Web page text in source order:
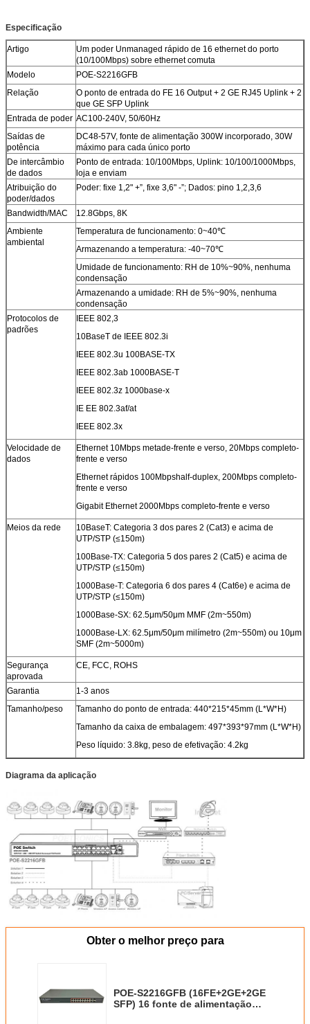
Especificação
Artigo
Um poder Unmanaged rápido de 16 ethernet do porto
(10/100Mbps) sobre ethernet comuta
Modelo
POE-S2216GFB
Relação
O ponto de entrada do FE 16 Output + 2 GE RJ45 Uplink + 2
que GE SFP Uplink
Entrada de poder AC100-240V, 50/60Hz
Saídas de
potência
DC48-57V, fonte de alimentação 300W incorporado, 30W
máximo para cada único porto
De intercâmbio
de dados
Ponto de entrada: 10/100Mbps, Uplink: 10/100/1000Mbps,
loja e enviam
Atribuição do
poder/dados
Poder: fixe 1,2" +”, fixe 3,6" -”; Dados: pino 1,2,3,6
Bandwidth/MAC
12.8Gbps, 8K
Ambiente
ambiental
Temperatura de funcionamento: 0~40℃
Armazenando a temperatura: -40~70℃
Umidade de funcionamento: RH de 10%~90%, nenhuma
condensação
Armazenando a umidade: RH de 5%~90%, nenhuma
condensação
Protocolos de
padrões
IEEE 802,3
10BaseT de IEEE 802.3i
IEEE 802.3u 100BASE-TX
IEEE 802.3ab 1000BASE-T
IEEE 802.3z 1000base-x
IE EE 802.3af/at
IEEE 802.3x
Velocidade de
dados
Ethernet 10Mbps metade-frente e verso, 20Mbps completo-
frente e verso
Ethernet rápidos 100Mbpshalf-duplex, 200Mbps completo-
frente e verso
Gigabit Ethernet 2000Mbps completo-frente e verso
Meios da rede
10BaseT: Categoria 3 dos pares 2 (Cat3) e acima de
UTP/STP (≤150m)
100Base-TX: Categoria 5 dos pares 2 (Cat5) e acima de
UTP/STP (≤150m)
1000Base-T: Categoria 6 dos pares 4 (Cat6e) e acima de
UTP/STP (≤150m)
1000Base-SX: 62.5μm/50μm MMF (2m~550m)
1000Base-LX: 62.5μm/50μm milímetro (2m~550m) ou 10μm
SMF (2m~5000m)
Segurança
aprovada
CE, FCC, ROHS
Garantia
1-3 anos
Tamanho/peso
Tamanho do ponto de entrada: 440*215*45mm (L*W*H)
Tamanho da caixa de embalagem: 497*393*97mm (L*W*H)
Peso líquido: 3.8kg, peso de efetivação: 4.2kg
Diagrama da aplicação
Obter o melhor preço para
POE-S2216GFB (16FE+2GE+2GE
SFP) 16 fonte de alimentação